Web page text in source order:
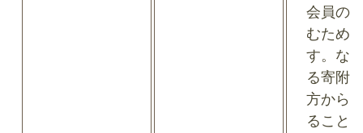
会員の
むため
す。な
る寄附
方から
ること